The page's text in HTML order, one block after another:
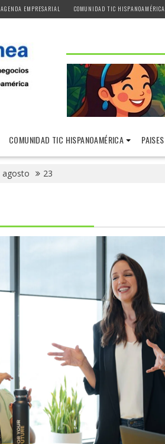
AGENDA EMPRESARIAL COMUNIDAD TIC HISPANOAMÉRICA
COMUNIDAD TIC HISPANOAMÉRICA PAISES
agosto 23